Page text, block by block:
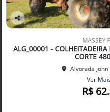
Co
arti
lhe
MASSEY
ALG_00001 -
CORTE
Alvorada
Ver
R$